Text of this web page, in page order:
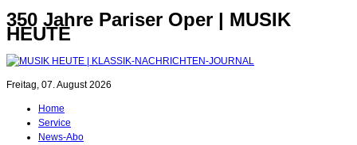
350 Jahre Pariser Oper | MUSIK
HEUTE
Freitag, 07. August 2026
Home
Service
News-Abo